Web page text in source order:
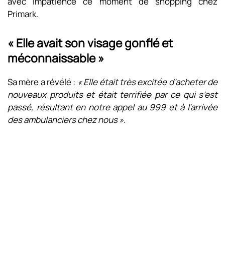
Primark.
« Elle avait son visage gonflé et
méconnaissable »
Sa mère a révélé : « Elle était très excitée d’acheter de
nouveaux produits et était terrifiée par ce qui s’est
passé, résultant en notre appel au 999 et à l’arrivée
des ambulanciers chez nous ».